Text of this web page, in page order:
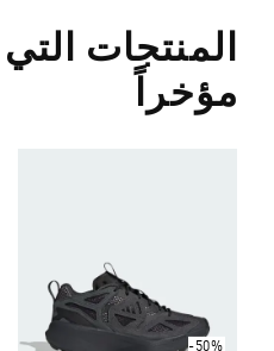
المنتجات
مؤخراً
-50%